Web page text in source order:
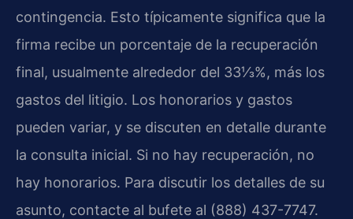
contingencia. Esto típicamente significa que la
firma recibe un porcentaje de la recuperación
final, usualmente alrededor del 33⅓%, más los
gastos del litigio. Los honorarios y gastos
pueden variar, y se discuten en detalle durante
la consulta inicial. Si no hay recuperación, no
hay honorarios. Para discutir los detalles de su
asunto, contacte al bufete al (888) 437-7747.